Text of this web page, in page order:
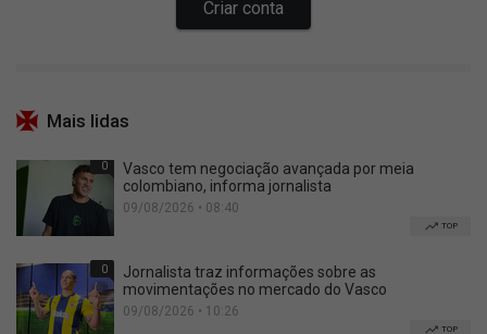
Mais lidas
0
Vasco tem negociação avançada por meia
colombiano, informa jornalista
09/08/2026 • 08:40
TOP
0
Jornalista traz informações sobre as
movimentações no mercado do Vasco
09/08/2026 • 10:26
TOP